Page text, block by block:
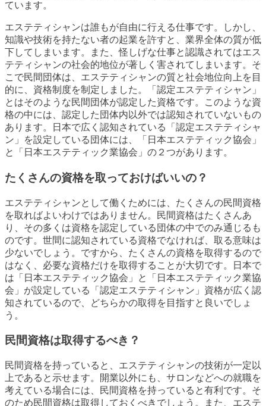
ています。
エステティシャンは誰もが自由に行える仕事です。しかし、
知識や技術を持たない者の起業を許すと、業界全体の質が低
下してしまいます。また、怪しげな仕事と認識されてはエス
テティシャンの社会的地位が著しく害されてしまいます。そ
こで民間団体は、エステティシャンの質と社会地位向上を目
的に、資格制度を制定しました。「認定エステティシャン」
とはそのような民間団体が認定した資格です。このような資
格の中には、認定した団体内以外では認知されていないもの
あります。日本で広く認知されている「認定エステティシャ
ン」を設定している団体には、「日本エステティック協会」
と「日本エステティック業協会」の２つがあります。
たくさんの資格を取っておけばいいの？
エステティシャンとして働くためには、たくさんの民間資格
を取ればよいわけではありません。民間資格はたくさんあ
り、その多くは資格を認定している団体の中でのみ通じるも
のです。世間に認知されている資格でなければ、取る意味は
少ないでしょう。ですから、たくさんの資格を取得するので
はなく、必要な資格だけを取得することが大切です。日本で
は「日本エステティック協会」と「日本エステティック業協
会」が設定している「認定エステティシャン」資格が広く認
知されているので、どちらかの取得を目指すと良いでしょ
う。
民間資格は取得するべき？
民間資格を持っていると、エステティシャンの技術が一定以
上であると示せます。開業以外にも、サロンなどへの就職を
考えている場合には、民間資格を持っていると有利です。そ
のため民間資格は取得しておくべきでしょう。また、エステ